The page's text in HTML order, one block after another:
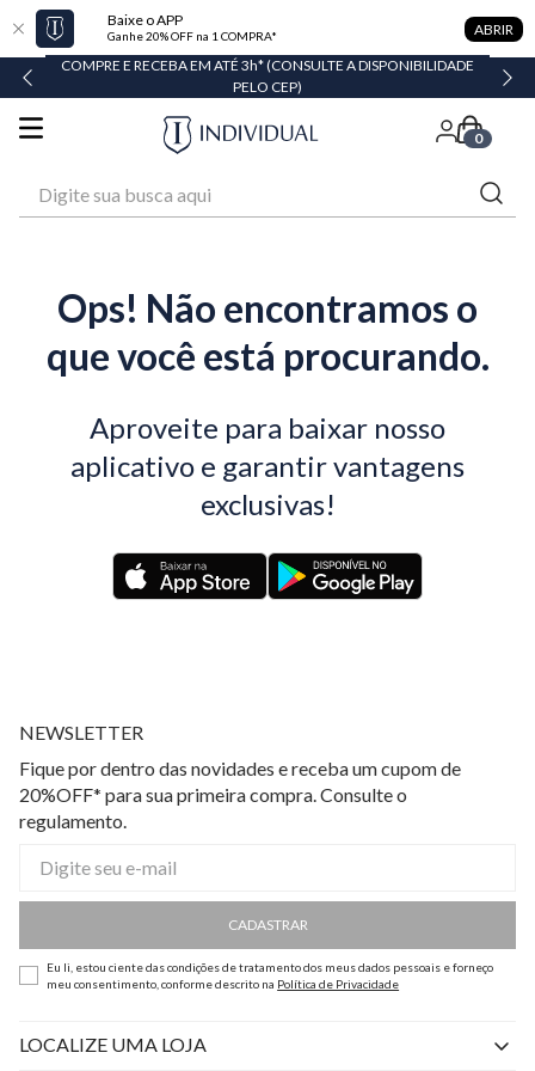
Baixe o APP
Ganhe 20% OFF na 1 COMPRA* ABRIR
COMPRE E RECEBA EM ATÉ 3h* (CONSULTE A DISPONIBILIDADE
PELO CEP)
0
Ops! Não encontramos o
que você está procurando.
Aproveite para baixar nosso
aplicativo e garantir vantagens
exclusivas!
NEWSLETTER
Fique por dentro das novidades e receba um cupom de
20%OFF* para sua primeira compra. Consulte o
regulamento.
CADASTRAR
Eu li, estou ciente das condições de tratamento dos meus dados pessoais e forneço
meu consentimento, conforme descrito na Política de Privacidade
LOCALIZE UMA LOJA